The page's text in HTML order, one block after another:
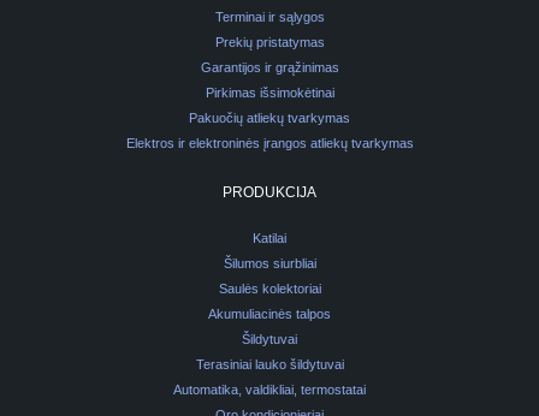
Terminai ir sąlygos
Prekių pristatymas
Garantijos ir grąžinimas
Pirkimas išsimokėtinai
Pakuočių atliekų tvarkymas
Elektros ir elektroninės įrangos atliekų tvarkymas
PRODUKCIJA
Katilai
Šilumos siurbliai
Saulės kolektoriai
Akumuliacinės talpos
Šildytuvai
Terasiniai lauko šildytuvai
Automatika, valdikliai, termostatai